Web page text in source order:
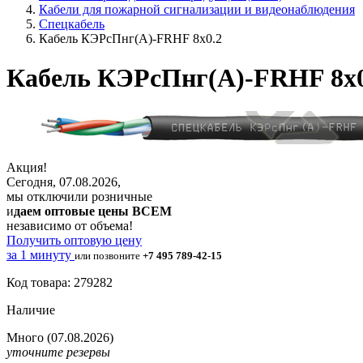
Кабели для пожарной сигнализации и видеонаблюдения
Спецкабель
Кабель КЭРсПнг(А)-FRHF 8х0.2
Кабель КЭРсПнг(А)-FRHF
Акция!
Сегодня, 07.08.2026,
мы отключили розничные
идаем оптовые цены ВСЕМ
независимо от объема!
Получить оптовую цену
за 1 минуту или позвоните +7 495 789-42-15
Код товара: 279282
Наличие
Много (07.08.2026)
уточните резервы